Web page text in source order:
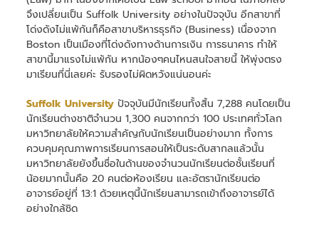
จึงเปลี่ยนเป็น Suffolk University อย่างในปัจจุบัน อีกสาขาที่
โด่งดังไม่แพ้กันก็คือสาขาบริหารธุรกิจ (Business) เนื่องจาก
Boston เป็นเมืองที่โด่งดังทางด้านการเงิน การธนาคาร ทำให้
สาขานี้มาแรงไม่แพ้กัน หากน้องๆคนไหนสนใจสายนี้ ให้พุ่งตรง
มาเรียนที่นี่เลยค่ะ รับรองไม่ผิดหวังแน่นอนค่ะ
Suffolk University ปัจจุบันมีนักเรียนทั้งสิ้น 7,288 คนโดยเป็น
นักเรียนต่างชาติจำนวน 1,300 คนจากกว่า 100 ประเทศทั่วโลก
มหาวิทยาลัยให้ความสำคัญกับนักเรียนเป็นอย่างมาก ทั้งการ
ควบคุมคุณภาพการเรียนการสอนให้เป็นระดับสากลแล้วนั้น
มหาวิทยาลัยยังขึ้นชื่อในด้านของจำนวนนักเรียนต่อชั้นเรียนที่
น้อยมากนั้นคือ 20 คนต่อห้องเรียน และอัตรานักเรียนต่อ
อาจารย์อยู่ที่ 13:1 ด้วยเหตุนี้นักเรียนสามารถเข้าถึงอาจารย์ได้
อย่างใกล้ชิด